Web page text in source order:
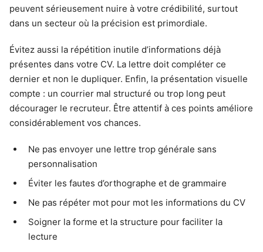
peuvent sérieusement nuire à votre crédibilité, surtout
dans un secteur où la précision est primordiale.
Évitez aussi la répétition inutile d’informations déjà
présentes dans votre CV. La lettre doit compléter ce
dernier et non le dupliquer. Enfin, la présentation visuelle
compte : un courrier mal structuré ou trop long peut
décourager le recruteur. Être attentif à ces points améliore
considérablement vos chances.
Ne pas envoyer une lettre trop générale sans
personnalisation
Éviter les fautes d’orthographe et de grammaire
Ne pas répéter mot pour mot les informations du CV
Soigner la forme et la structure pour faciliter la
lecture